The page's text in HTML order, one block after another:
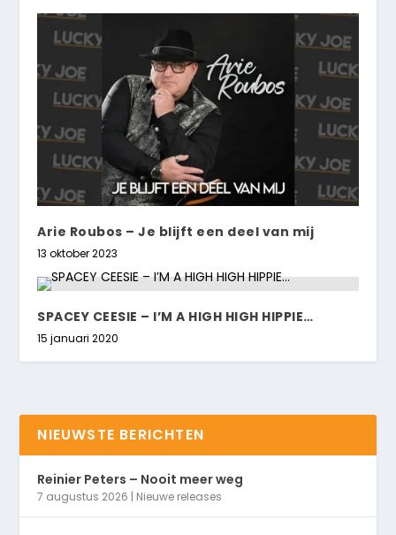
Arie Roubos – Je blijft een deel van mij
13 oktober 2023
SPACEY CEESIE – I’M A HIGH HIGH HIPPIE…
15 januari 2020
NIEUWSTE BERICHTEN
Reinier Peters – Nooit meer weg
7 augustus 2026 | Nieuwe releases